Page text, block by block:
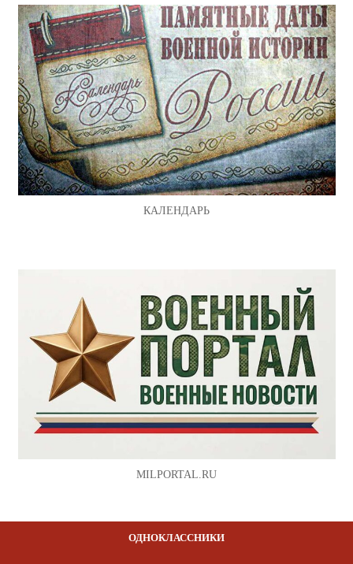
КАЛЕНДАРЬ
MILPORTAL.RU
ОДНОКЛАССНИКИ